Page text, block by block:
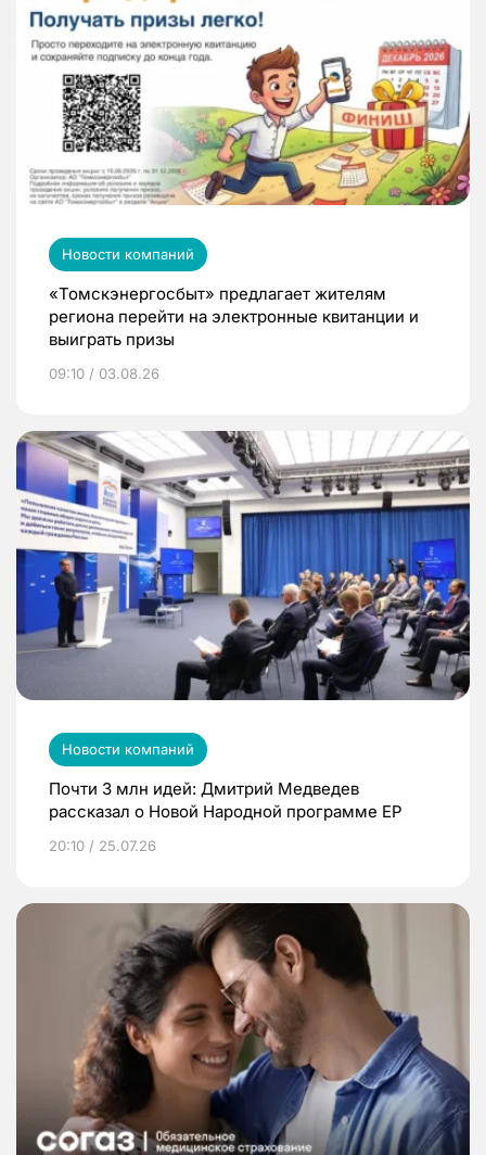
Новости компаний
«Томскэнергосбыт» предлагает жителям
региона перейти на электронные квитанции и
выиграть призы
09:10 / 03.08.26
Новости компаний
Почти 3 млн идей: Дмитрий Медведев
рассказал о Новой Народной программе ЕР
20:10 / 25.07.26